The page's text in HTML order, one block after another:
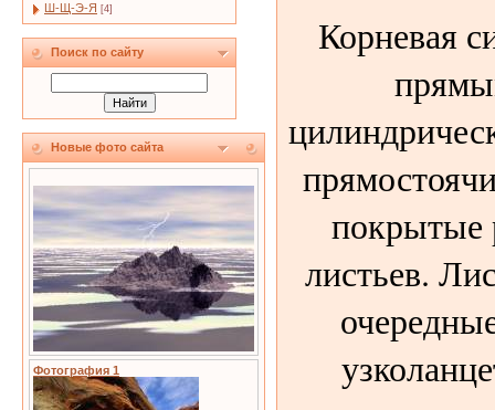
Ш-Щ-Э-Я [4]
Поиск по сайту
Новые фото сайта
Фотография 1
Корневая
покрытые
листьев.